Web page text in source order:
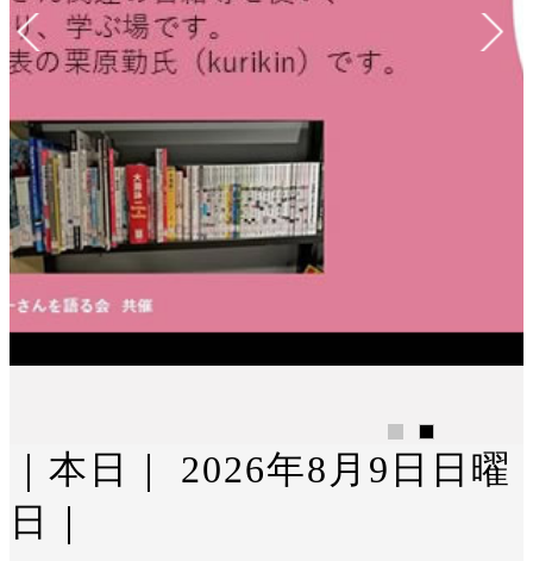
Previous Next
｜本日｜ 2026年8月9日日曜
日